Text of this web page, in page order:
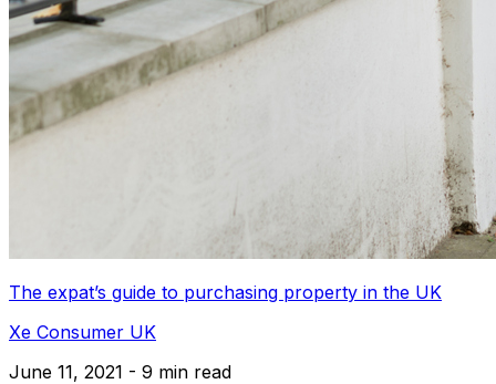
The expat’s guide to purchasing property in the UK
Xe Consumer UK
June 11, 2021 - 9 min read